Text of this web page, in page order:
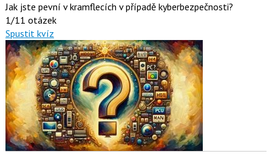
Jak jste pevní v kramflecích v případě kyberbezpečnosti?
1/11 otázek
Spustit kvíz